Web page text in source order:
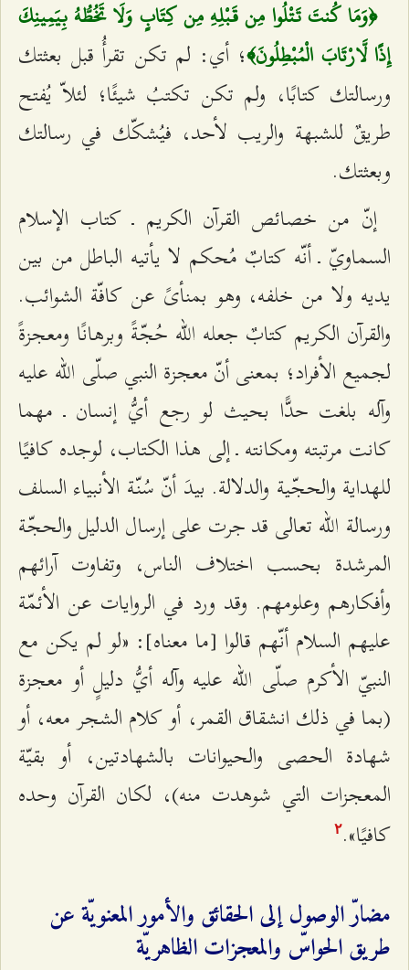
﴿وَمَا كُنتَ تَتْلُوا مِن قَبْلِهِ مِن كِتَابٍ وَلَا تَخُطُّهُ بِيَمِينِكَ
إِذًا لَّارْتَابَ الْمُبْطِلُونَ﴾؛ أي: لم تكن تقرأُ قبل بعثتك
ورسالتك كتابًا، ولم تكن تكتبُ شيئًا؛ لئلاّ يُفتح
طريقٌ للشبهة والريب لأحد، فيُشكّك في رسالتك
وبعثتك.
إنّ من خصائص القرآن الكريم ـ كتاب الإسلام
السماويّ ـ أنّه كتابٌ مُحكم لا يأتيه الباطل من بين
يديه ولا من خلفه، وهو بمنأىً عن كافّة الشوائب.
والقرآن الكريم كتابٌ جعله الله حُجّةً وبرهانًا ومعجزةً
لجميع الأفراد؛ بمعنى أنّ معجزة النبي صلّى الله عليه
وآله بلغت حدًّا بحيث لو رجع أيُّ إنسان ـ مهما
كانت مرتبته ومكانته ـ إلى هذا الكتاب، لوجده كافيًا
للهداية والحجّية والدلالة. بيدَ أنّ سُنّة الأنبياء السلف
ورسالة الله تعالى قد جرت على إرسال الدليل والحجّة
المرشدة بحسب اختلاف الناس، وتفاوت آرائهم
وأفكارهم وعلومهم. وقد ورد في الروايات عن الأئمّة
عليهم السلام أنّهم قالوا [ما معناه]: «لو لم يكن مع
النبيّ الأكرم صلّى الله عليه وآله أيُّ دليلٍ أو معجزة
(بما في ذلك انشقاق القمر، أو كلام الشجر معه، أو
شهادة الحصى والحيوانات بالشهادتين، أو بقيّة
المعجزات التي شوهدت منه)، لكان القرآن وحده
كافيًا».٢
مضارّ الوصول إلى الحقائق والأمور المعنويّة عن
طريق الحواسّ والمعجزات الظاهريّة